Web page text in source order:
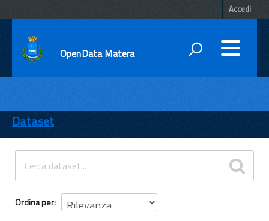
Accedi
OpenData Matera
ENTI
TEMI
INFORMAZIONI
Dataset
Ordina per